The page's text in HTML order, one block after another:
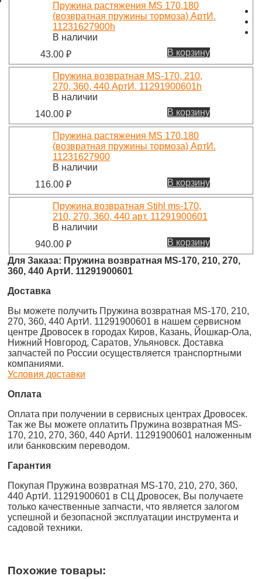
Пружина растяжения MS 170,180
(возвратная пружины тормоза) АртИ.
11231627900h
В наличии
43.00 ₽ В корзину
Пружина возвратная MS-170, 210,
270, 360, 440 АртИ. 11291900601h
В наличии
140.00 ₽ В корзину
Пружина растяжения MS 170,180
(возвратная пружины тормоза) АртИ.
11231627900
В наличии
116.00 ₽ В корзину
Пружина возвратная Stihl ms-170,
210, 270, 360, 440 арт. 11291900601
В наличии
940.00 ₽
В корзину
Для Заказа: Пружина возвратная MS-170, 210, 270,
360, 440 АртИ. 11291900601
Доставка
Вы можете получить Пружина возвратная MS-170, 210,
270, 360, 440 АртИ. 11291900601 в нашем сервисном
центре Дровосек в городах Киров, Казань, Йошкар-Ола,
Нижний Новгород, Саратов, Ульяновск. Доставка
запчастей по России осуществляется транспортными
компаниями.
Условия доставки
Оплата
Оплата при получении в сервисных центрах Дровосек.
Так же Вы можете оплатить Пружина возвратная MS-
170, 210, 270, 360, 440 АртИ. 11291900601 наложенным
или банковским переводом.
Гарантия
Покупая Пружина возвратная MS-170, 210, 270, 360,
440 АртИ. 11291900601 в СЦ Дровосек, Вы получаете
только качественные запчасти, что является залогом
успешной и безопасной эксплуатации инструмента и
садовой техники.
Похожие товары: